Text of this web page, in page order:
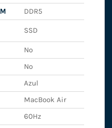
DDR5
SSD
No
No
Azul
MacBook Air
60Hz